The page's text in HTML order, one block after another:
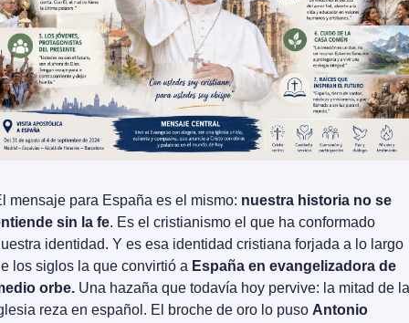
mensaje para España es el mismo: nuestra historia no se
sin la fe. Es el cristianismo el que ha conformado
identidad. Y es esa identidad cristiana forjada a lo largo
los siglos la que convirtió a España en evangelizadora de
orbe. Una hazaña que todavía hoy pervive: la mitad de la
reza en español. El broche de oro lo puso Antonio